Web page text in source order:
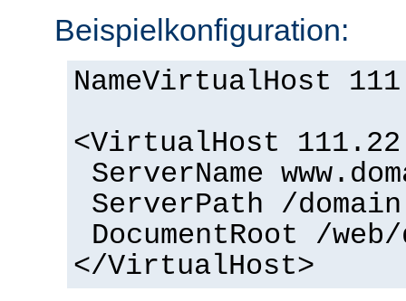
Beispielkonfiguration:
NameVirtualHost
<VirtualHost
ServerName
ServerPath /domain
DocumentRoot /web/
</VirtualHost>